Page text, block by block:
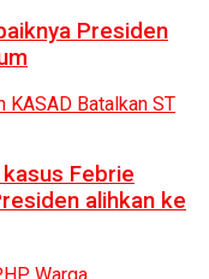
Presiden
Febrie
alihkan ke